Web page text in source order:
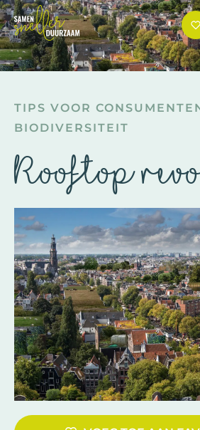
TIPS VOOR
BIODIVERSITEIT
Rooftop